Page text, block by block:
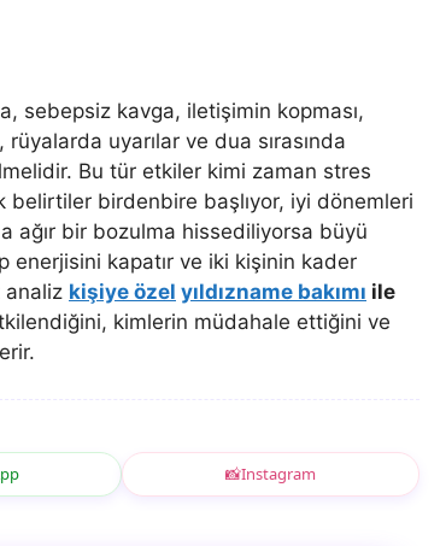
sebepsiz kavga, iletişimin kopması,
uyarılar ve dua sırasında
Bu tür etkiler kimi zaman stres
belirtiler birdenbire başlıyor, iyi dönemleri
ağır bir bozulma hissediliyorsa büyü
enerjisini kapatır ve iki kişinin kader
analiz kişiye özel yıldızname bakımı ile
kimlerin müdahale ettiğini ve
📸Instagram